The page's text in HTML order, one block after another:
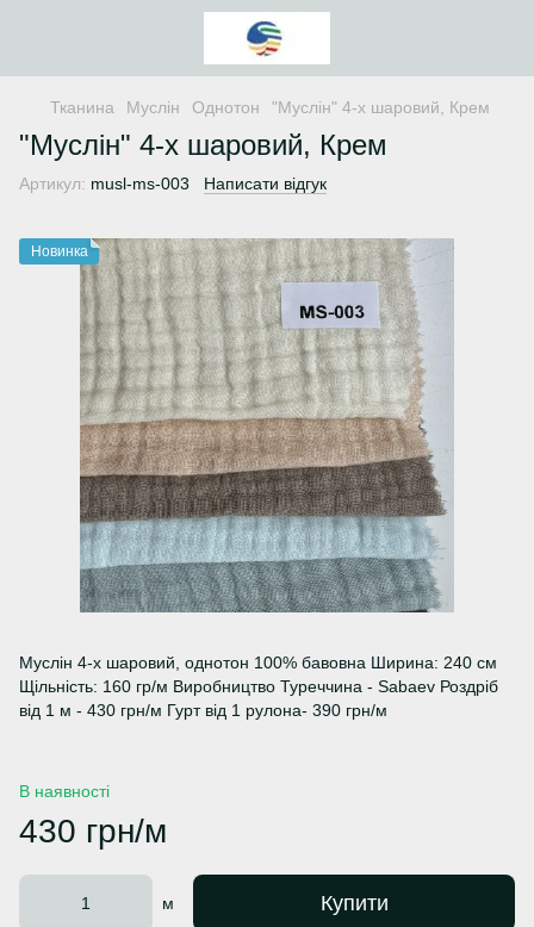
Тканина Муслін Однотон "Муслін" 4-х шаровий, Крем
"Муслін" 4-х шаровий, Крем
Артикул: musl-ms-003 Написати відгук
Новинка
Муслін 4-х шаровий, однотон 100% бавовна Ширина: 240 см
Щільність: 160 гр/м Виробництво Туреччина - Sabaev Роздріб
від 1 м - 430 грн/м Гурт від 1 рулона- 390 грн/м
В наявності
430 грн/м
м Купити